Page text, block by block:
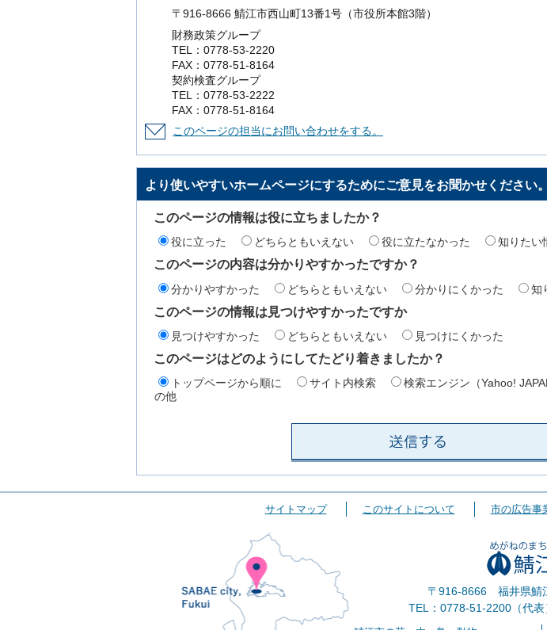
〒916-8666 鯖江市西山町13番1号（市役所本館3階）
財務政策グループ
TEL：0778-53-2220
FAX：0778-51-8164
契約検査グループ
TEL：0778-53-2222
FAX：0778-51-8164
このページの担当にお問い合わせをする。
より使いやすいホームページにするためにご意見をお聞かせください。
このページの情報は役に立ちましたか？
役に立った どちらともいえない 役に立たなかった 知りたい
このページの内容は分かりやすかったですか？
分かりやすかった どちらともいえない 分かりにくかった 知
このページの情報は見つけやすかったですか
見つけやすかった どちらともいえない 見つけにくかった
このページはどのようにしてたどり着きましたか？
トップページから順に サイト内検索 検索エンジン（Yahoo!
の他
サイトマップ このサイトについて 市の広告事
〒916-8666 福井県鯖
TEL：0778-51-2200（代表